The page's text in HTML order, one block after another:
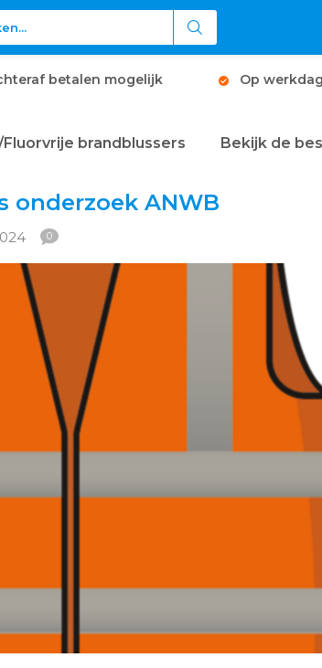
betalen mogelijk Op
Fluorvrije brandblussers Bekijk de
onderzoek ANWB
0